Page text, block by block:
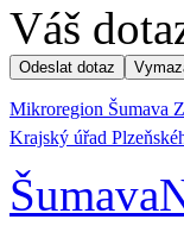
Váš
Mikroregion Šumava
Krajský úřad